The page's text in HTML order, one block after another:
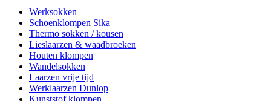
Werksokken
Schoenklompen Sika
Thermo sokken / kousen
Lieslaarzen & waadbroeken
Houten klompen
Wandelsokken
Laarzen vrije tijd
Werklaarzen Dunlop
Kunststof klompen